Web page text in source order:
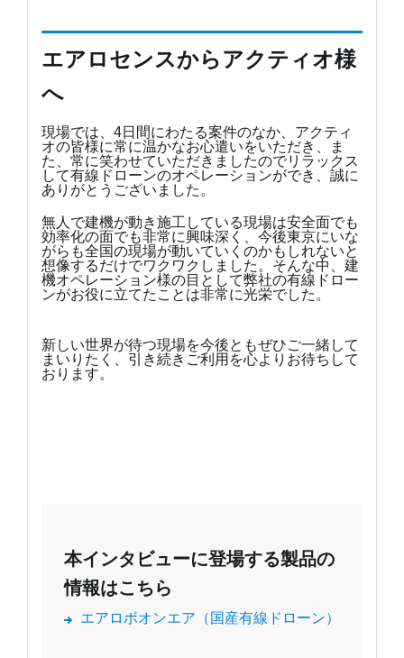
エアロセンスからアクティオ様
へ
現場では、4日間にわたる案件のなか、アクティ
オの皆様に常に温かなお心遣いをいただき、ま
た、常に笑わせていただきましたのでリラックス
して有線ドローンのオペレーションができ、誠に
ありがとうございました。
無人で建機が動き施工している現場は安全面でも
効率化の面でも非常に興味深く、今後東京にいな
がらも全国の現場が動いていくのかもしれないと
想像するだけでワクワクしました。そんな中、建
機オペレーション様の目として弊社の有線ドロー
ンがお役に立てたことは非常に光栄でした。
新しい世界が待つ現場を今後ともぜひご一緒して
まいりたく、引き続きご利用を心よりお待ちして
おります。
本インタビューに登場する製品の
情報はこちら
エアロボオンエア（国産有線ドローン）